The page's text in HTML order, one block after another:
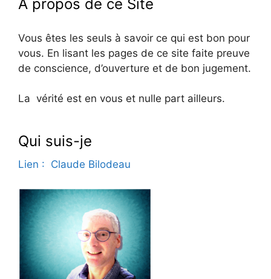
À propos de ce Site
Vous êtes les seuls à savoir ce qui est bon pour
vous. En lisant les pages de ce site faite preuve
de conscience, d’ouverture et de bon jugement.
La vérité est en vous et nulle part ailleurs.
Qui suis-je
Lien : Claude Bilodeau